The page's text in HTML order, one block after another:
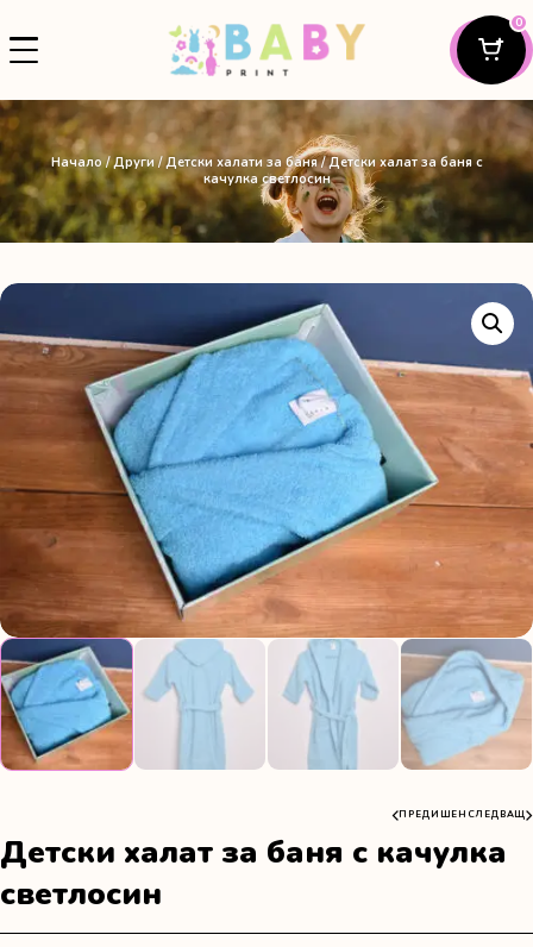
0
Начало/Други/Детски халати за баня/ Детски халат за баня с
качулка светлосин
ПРЕДИШЕН СЛЕДВАЩ
Детски халат за баня с качулка
светлосин